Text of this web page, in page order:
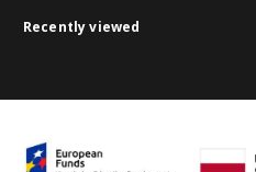
Recently viewed